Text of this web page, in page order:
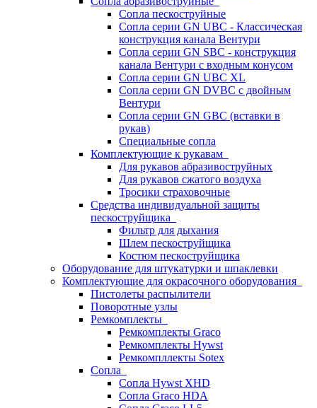
Сопла пескоструйные
Сопла серии GN UBC - Классическая
конструкция канала Вентури
Сопла серии GN SBC - конструкция
канала Вентури c входным конусом
Сопла серии GN UBC XL
Сопла серии GN DVBC с двойным
Вентури
Сопла серии GN GBC (вставки в
рукав)
Специальные сопла
Комплектующие к рукавам
Для рукавов абразивоструйных
Для рукавов сжатого воздуха
Тросики страховочные
Средства индивидуальной защиты
пескоструйщика
Фильтр для дыхания
Шлем пескоструйщика
Костюм пескоструйщика
Оборудование для штукатурки и шпаклевки
Комплектующие для окрасочного оборудования
Пистолеты распылители
Поворотные узлы
Ремкомплекты
Ремкомплекты Graco
Ремкомплекты Hywst
Ремкомпллекты Sotex
Сопла
Сопла Hywst XHD
Сопла Graco HDA